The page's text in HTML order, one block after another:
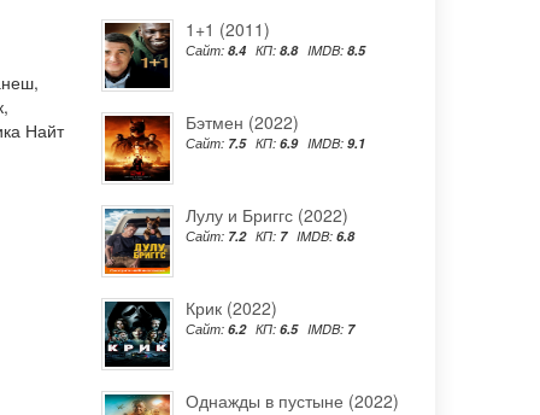
,
,
Найт
1+1 (2011)
Сайт: 8.4 КП: 8.8 IMDB: 8.5
Бэтмен (2022)
Сайт: 7.5 КП: 6.9 IMDB: 9.1
Лулу и Бриггс (2022)
Сайт: 7.2 КП: 7 IMDB: 6.8
Крик (2022)
Сайт: 6.2 КП: 6.5 IMDB: 7
Однажды в пустыне (2022)